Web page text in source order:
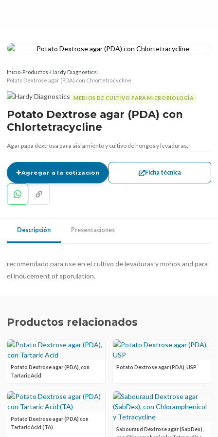
Inicio›Productos›Hardy Diagnostics›
Potato Dextrose agar (PDA) con Chlortetracycline
MEDIOS DE CULTIVO PARA MICROBIOLOGÍA
Potato Dextrose agar (PDA) con
Chlortetracycline
Agar papa dextrosa para aislamiento y cultivo de hongos y levaduras.
Agregar a la cotización Ficha técnica
Descripción Presentaciones
recomendado para use en el cultivo de levaduras y mohos and para
el inducement of sporulation.
Productos relacionados
Potato Dextrose agar (PDA), con
Tartaric Acid
Potato Dextrose agar (PDA), USP
Potato Dextrose agar (PDA) con
Tartaric Acid (TA)
Sabouraud Dextrose agar (SabDex),